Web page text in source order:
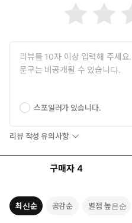
스포일러가 있습니다.
리뷰 작성 유의사항
구매자 4
최신순 공감순 별점 높은순